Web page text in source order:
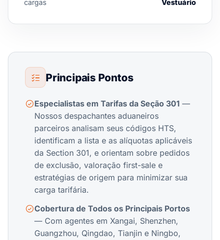
cargas
Vestuário
Principais Pontos
Especialistas em Tarifas da Seção 301 —
Nossos despachantes aduaneiros
parceiros analisam seus códigos HTS,
identificam a lista e as alíquotas aplicáveis
da Section 301, e orientam sobre pedidos
de exclusão, valoração first-sale e
estratégias de origem para minimizar sua
carga tarifária.
Cobertura de Todos os Principais Portos
— Com agentes em Xangai, Shenzhen,
Guangzhou, Qingdao, Tianjin e Ningbo,